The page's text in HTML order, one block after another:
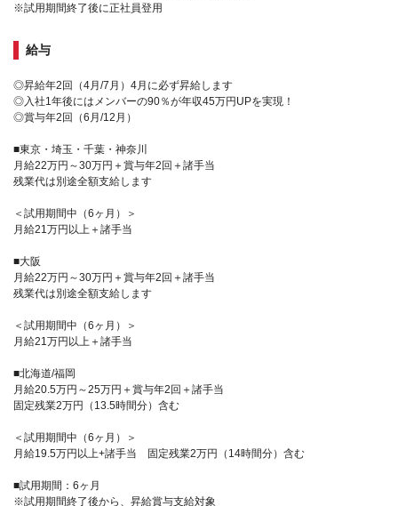
※試用期間終了後に正社員登用
給与
◎昇給年2回（4月/7月）4月に必ず昇給します
◎入社1年後にはメンバーの90％が年収45万円UPを実現！
◎賞与年2回（6月/12月）
■東京・埼玉・千葉・神奈川
月給22万円～30万円＋賞与年2回＋諸手当
残業代は別途全額支給します
＜試用期間中（6ヶ月）＞
月給21万円以上＋諸手当
■大阪
月給22万円～30万円＋賞与年2回＋諸手当
残業代は別途全額支給します
＜試用期間中（6ヶ月）＞
月給21万円以上＋諸手当
■北海道/福岡
月給20.5万円～25万円＋賞与年2回＋諸手当
固定残業2万円（13.5時間分）含む
＜試用期間中（6ヶ月）＞
月給19.5万円以上+諸手当 固定残業2万円（14時間分）含む
■試用期間：6ヶ月
※試用期間終了後から、昇給賞与支給対象